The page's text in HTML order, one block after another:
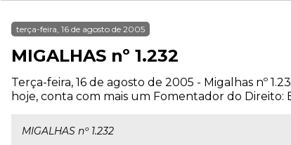
terça-feira, 16 de agosto de 2005
MIGALHAS nº 1.232
Terça-feira, 16 de agosto de 2005 - Migalhas nº
hoje, conta com mais um Fomentador do Direito:
MIGALHAS nº 1.232